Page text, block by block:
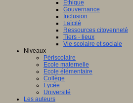
Ethique
Gouvernance
Inclusion
Laïcité
Ressources citoyenneté
Tiers - lieux
Vie scolaire et sociale
Niveaux
Périscolaire
Ecole maternelle
Ecole élémentaire
Collège
Lycée
Université
Les auteurs